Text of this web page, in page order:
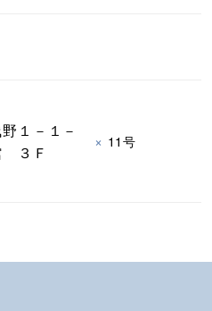
１－１－
３Ｆ
× 11号